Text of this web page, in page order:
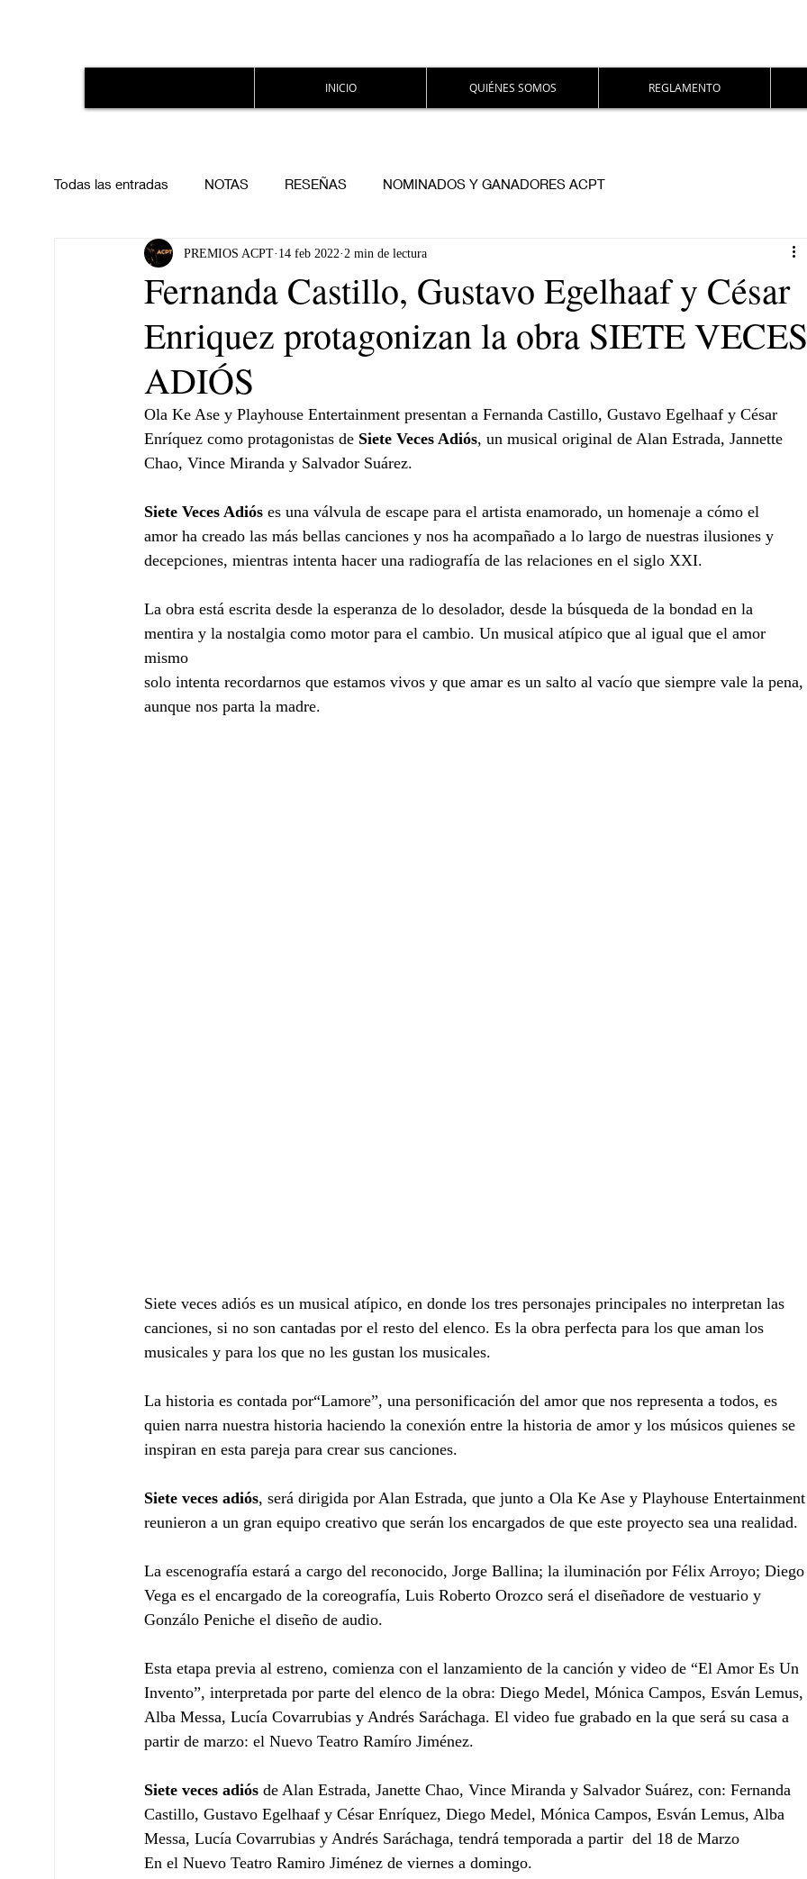
INICIO QUIÉNES SOMOS REGLAMENTO
Todas las entradas NOTAS RESEÑAS NOMINADOS Y GANADORES ACPT
Fernanda Castillo, Gustavo Egelhaaf y César
Enriquez protagonizan la obra SIETE VECES
ADIÓS
PREMIOS ACPT 14 feb 2022 2 min de lectura
Ola Ke Ase y Playhouse Entertainment presentan a Fernanda Castillo, Gustavo Egelhaaf y César
Enríquez como protagonistas de Siete Veces Adiós, un musical original de Alan Estrada, Jannette
Chao, Vince Miranda y Salvador Suárez.
Siete Veces Adiós es una válvula de escape para el artista enamorado, un homenaje a cómo el
amor ha creado las más bellas canciones y nos ha acompañado a lo largo de nuestras ilusiones y
decepciones, mientras intenta hacer una radiografía de las relaciones en el siglo XXI.
La obra está escrita desde la esperanza de lo desolador, desde la búsqueda de la bondad en la
mentira y la nostalgia como motor para el cambio. Un musical atípico que al igual que el amor
mismo
solo intenta recordarnos que estamos vivos y que amar es un salto al vacío que siempre vale la pena,
aunque nos parta la madre.
Siete veces adiós es un musical atípico, en donde los tres personajes principales no interpretan las
canciones, si no son cantadas por el resto del elenco. Es la obra perfecta para los que aman los
musicales y para los que no les gustan los musicales.
La historia es contada por“Lamore”, una personificación del amor que nos representa a todos, es
quien narra nuestra historia haciendo la conexión entre la historia de amor y los músicos quienes se
inspiran en esta pareja para crear sus canciones.
Siete veces adiós, será dirigida por Alan Estrada, que junto a Ola Ke Ase y Playhouse Entertainment
reunieron a un gran equipo creativo que serán los encargados de que este proyecto sea una realidad.
La escenografía estará a cargo del reconocido, Jorge Ballina; la iluminación por Félix Arroyo; Diego
Vega es el encargado de la coreografía, Luis Roberto Orozco será el diseñadore de vestuario y
Gonzálo Peniche el diseño de audio.
Esta etapa previa al estreno, comienza con el lanzamiento de la canción y video de “El Amor Es Un
Invento”, interpretada por parte del elenco de la obra: Diego Medel, Mónica Campos, Esván Lemus,
Alba Messa, Lucía Covarrubias y Andrés Saráchaga. El video fue grabado en la que será su casa a
partir de marzo: el Nuevo Teatro Ramíro Jiménez.
Siete veces adiós de Alan Estrada, Janette Chao, Vince Miranda y Salvador Suárez, con: Fernanda
Castillo, Gustavo Egelhaaf y César Enríquez, Diego Medel, Mónica Campos, Esván Lemus, Alba
Messa, Lucía Covarrubias y Andrés Saráchaga, tendrá temporada a partir  del 18 de Marzo
En el Nuevo Teatro Ramiro Jiménez de viernes a domingo.